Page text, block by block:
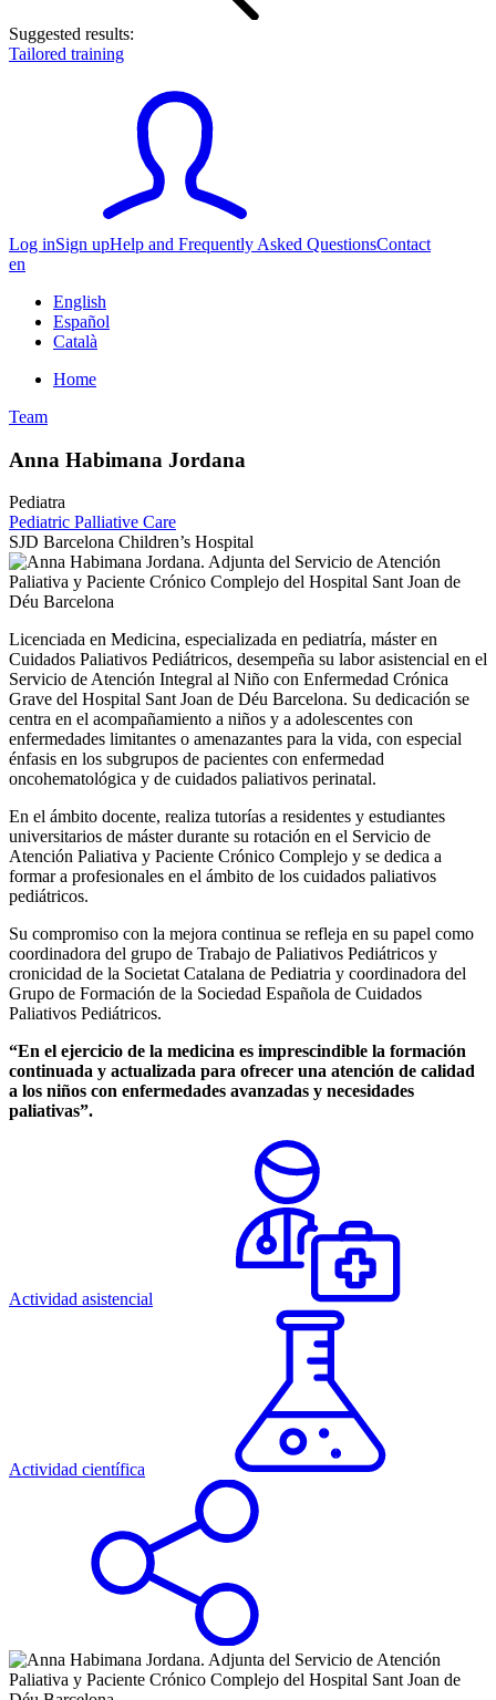
Suggested results:
Tailored training
Log inSign upHelp and Frequently Asked QuestionsContact
en
English
Español
Català
Home
Team
Anna Habimana Jordana
Pediatra
Pediatric Palliative Care
SJD Barcelona Children’s Hospital
Licenciada en Medicina, especializada en pediatría, máster en
Cuidados Paliativos Pediátricos, desempeña su labor asistencial en el
Servicio de Atención Integral al Niño con Enfermedad Crónica
Grave del Hospital Sant Joan de Déu Barcelona. Su dedicación se
centra en el acompañamiento a niños y a adolescentes con
enfermedades limitantes o amenazantes para la vida, con especial
énfasis en los subgrupos de pacientes con enfermedad
oncohematológica y de cuidados paliativos perinatal.
En el ámbito docente, realiza tutorías a residentes y estudiantes
universitarios de máster durante su rotación en el Servicio de
Atención Paliativa y Paciente Crónico Complejo y se dedica a
formar a profesionales en el ámbito de los cuidados paliativos
pediátricos.
Su compromiso con la mejora continua se refleja en su papel como
coordinadora del grupo de Trabajo de Paliativos Pediátricos y
cronicidad de la Societat Catalana de Pediatria y coordinadora del
Grupo de Formación de la Sociedad Española de Cuidados
Paliativos Pediátricos.
“En el ejercicio de la medicina es imprescindible la formación
continuada y actualizada para ofrecer una atención de calidad
a los niños con enfermedades avanzadas y necesidades
paliativas”.
Actividad asistencial
Actividad científica